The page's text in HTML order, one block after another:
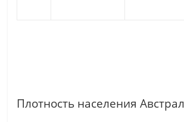
Плотность населения